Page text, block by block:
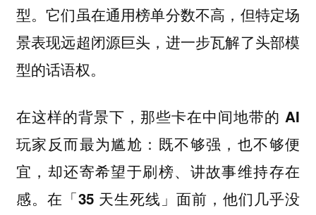
型。它们虽在通用榜单分数不高，但特定场
景表现远超闭源巨头，进一步瓦解了头部模
型的话语权。
在这样的背景下，那些卡在中间地带的 AI
玩家反而最为尴尬：既不够强，也不够便
宜，却还寄希望于刷榜、讲故事维持存在
感。在「35 天生死线」面前，他们几乎没